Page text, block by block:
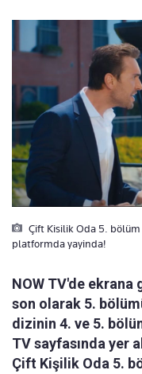
Çift Kisilik Oda 5.
platformda yayinda!
NOW TV'de
son olarak 5.
dizinin 4. ve 5.
TV sayfasında yer
Çift Kişilik Oda 5.